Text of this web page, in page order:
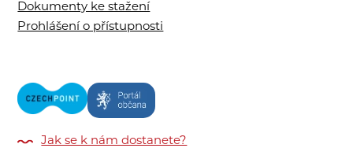
Dokumenty ke stažení
Prohlášení o přístupnosti
Jak se k nám dostanete?